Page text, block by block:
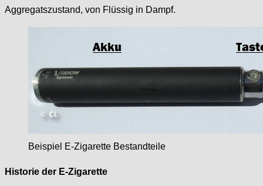
Aggregatszustand, von Flüssig in Dampf.
Beispiel E-Zigarette Bestandteile
Historie der E-Zigarette